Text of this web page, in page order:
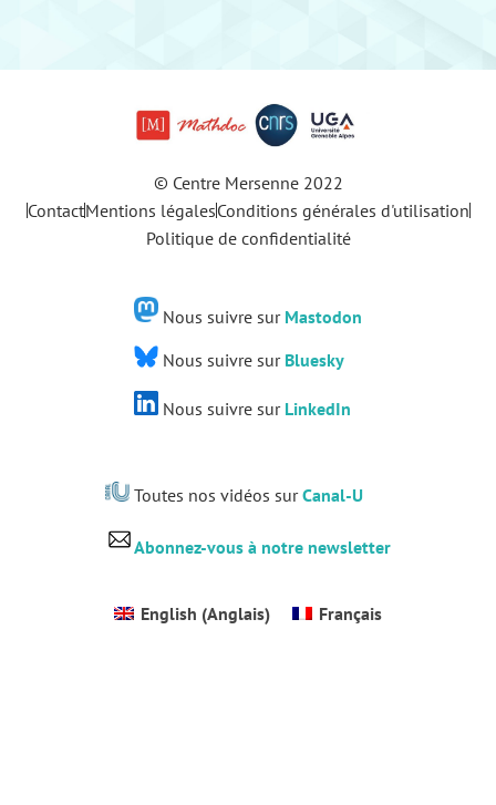
© Centre Mersenne 2022
ContactMentions légalesConditions générales d'utilisation
Politique de confidentialité
Nous suivre sur Mastodon
Nous suivre sur Bluesky
Nous suivre sur LinkedIn
Toutes nos vidéos surCanal-U
Abonnez-vous à notre newsletter
English (Anglais) Français